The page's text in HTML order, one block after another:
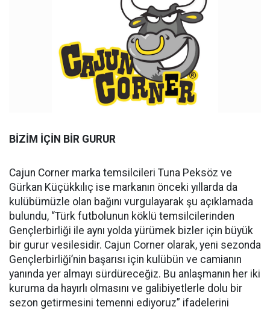
BİZİM İÇİN BİR GURUR
Cajun Corner marka temsilcileri Tuna Peksöz ve
Gürkan Küçükkılıç ise markanın önceki yıllarda da
kulübümüzle olan bağını vurgulayarak şu açıklamada
bulundu, “Türk futbolunun köklü temsilcilerinden
Gençlerbirliği ile aynı yolda yürümek bizler için büyük
bir gurur vesilesidir. Cajun Corner olarak, yeni sezonda
Gençlerbirliği’nin başarısı için kulübün ve camianın
yanında yer almayı sürdüreceğiz. Bu anlaşmanın her iki
kuruma da hayırlı olmasını ve galibiyetlerle dolu bir
sezon getirmesini temenni ediyoruz” ifadelerini